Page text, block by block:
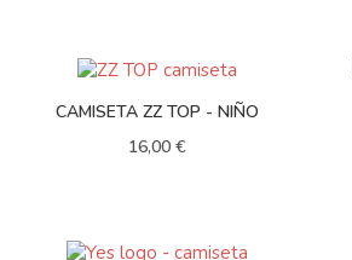
CAMISETA ZZ TOP - NIÑO
16,00 €